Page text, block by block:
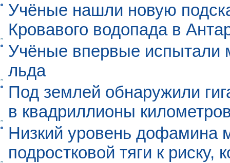
Учёные нашли новую
Кровавого водопада в
Учёные впервые испытали
льда
Под землей обнаружили
в квадриллионы
Низкий уровень дофамина
подростковой тяги к риску,